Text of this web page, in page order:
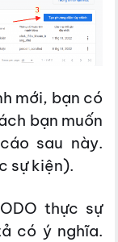
mới, bạn có
bạn muốn
sau này.
sự kiện).
thực sự
có ý nghĩa.